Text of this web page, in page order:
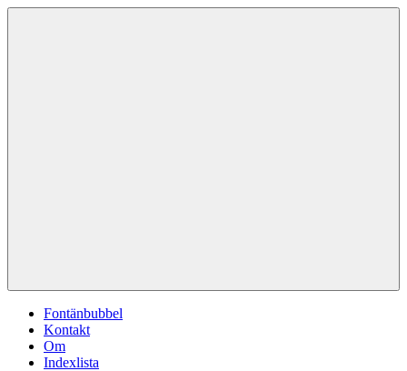
Hoppa
Fontänbubbel
Kontakt
Om
Indexlista